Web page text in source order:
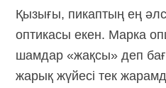
Қызығы, пикаптың ең
оптикасы екен. Марка
шамдар «жақсы» деп
жарық жүйесі тек